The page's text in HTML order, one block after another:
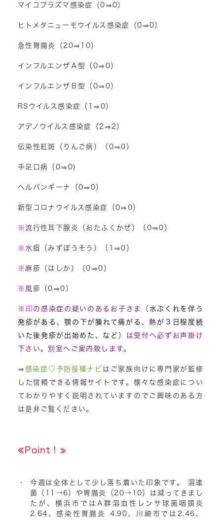
マイコプラズマ感染症（0⇒0）
ヒトメタニューモウイルス感染症（0⇒0）
急性胃腸炎（20⇒10）
インフルエンザＡ型（0⇒0）
インフルエンザＢ型（0⇒0）
RSウイルス感染症（1⇒0）
アデノウイルス感染症（2⇒2）
伝染性紅斑（りんご病）（0⇒0）
手足口病（0⇒0)
ヘルパンギーナ（0⇒0）
新型コロナウイルス感染症（0⇒0）
※流行性耳下腺炎（おたふくかぜ）（0⇒0）
※ 水痘（みずぼうそう）（1⇒0）
※ 麻疹（はしか）（0⇒0）
※ 風疹（0⇒0）
※ 印 の感染症の疑いのあるお子さま（ 水ぶくれを伴う
発疹がある、顎の下が腫れて痛がる、熱が３日程度続
いた後発疹が出始めた、など ）は受付へ必ずお声掛け
下さい。別室へご案内致します。
⇒ 感染症♡予防接種ナビ はご家族向けに専門家が監修
した信頼できる情報サイトです。様々な感染症につい
てわかりやすく説明されていますのでご興味のある方
は是非ご覧ください。
≪Point！≫
今週は全体として少し落ち着いた印象です。
溶連
菌（11→6）や胃腸炎（20→10）は減ってきまし
たが、横浜市では A群溶血性レンサ球菌咽頭炎
2.64、感染性胃腸炎 4.90、川崎市では 2.46、